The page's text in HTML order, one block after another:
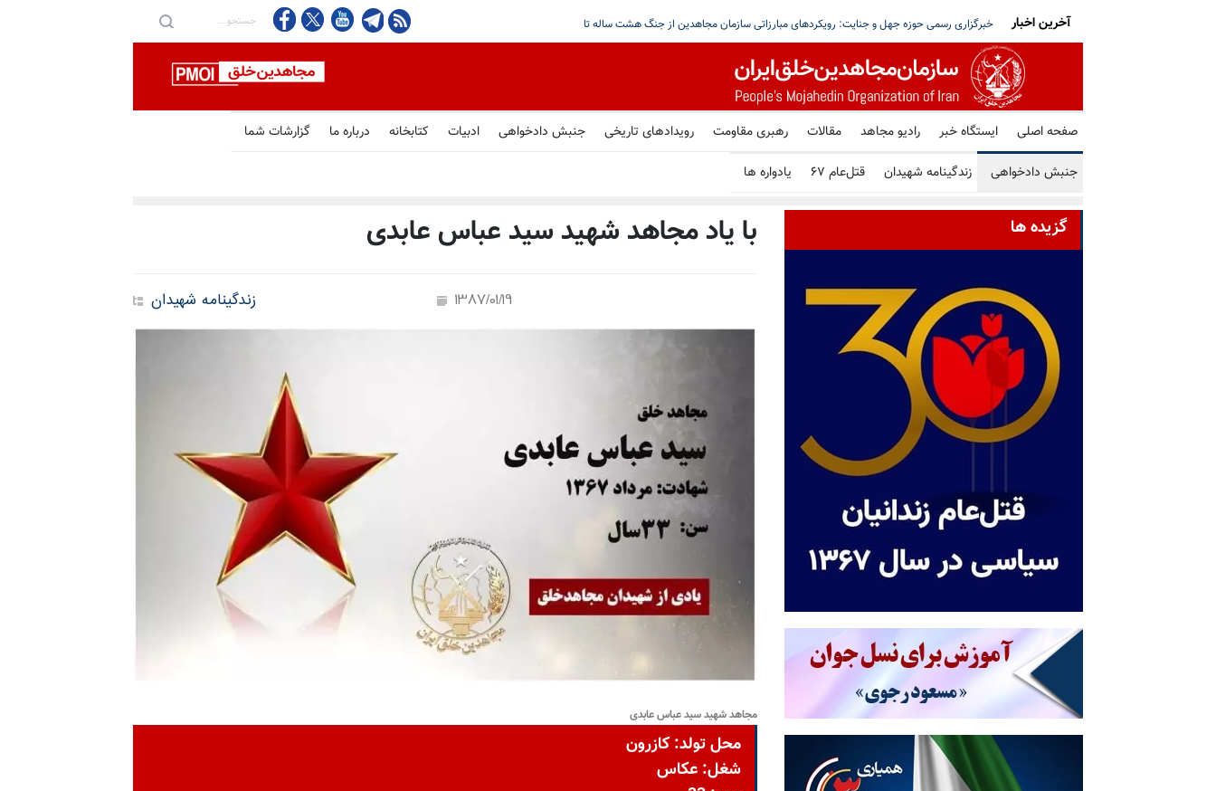
برگزاری میز کتاب توسط هواداران سازمان مجاهدین در گرامیداشت یاد شهیدان قیام سراسری در پاریس آخرین اخبار
صفحه اصلی ایستگاه خبر رادیو مجاهد مقالات رهبری مقاومت رویدادهای تاریخی جنبش دادخواهی ادبیات کتابخانه درباره ما گزارشات شما
جنبش دادخواهی زندگینامه شهیدان قتل‌عام ۶۷ یادواره ها
با یاد مجاهد شهید سید عباس عابدی
زندگینامه شهیدان 1387/01/19
مجاهد شهید سید عباس عابدی
محل تولد: کازرون
شغل: عکاس
گزیده ها